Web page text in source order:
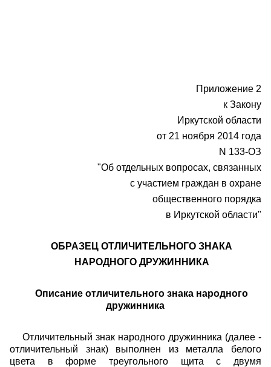
Приложение 2
к Закону
Иркутской области
от 21 ноября 2014 года
N 133-ОЗ
"Об отдельных вопросах, связанных
с участием граждан в охране
общественного порядка
в Иркутской области"
ОБРАЗЕЦ ОТЛИЧИТЕЛЬНОГО ЗНАКА
НАРОДНОГО ДРУЖИННИКА
Описание отличительного знака народного
дружинника
Отличительный знак народного дружинника (далее -
отличительный знак) выполнен из металла белого
цвета в форме треугольного щита с двумя